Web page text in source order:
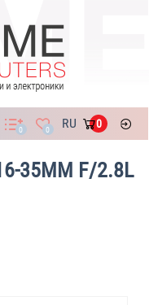
0 0 RU 0
35ММ F/2.8L